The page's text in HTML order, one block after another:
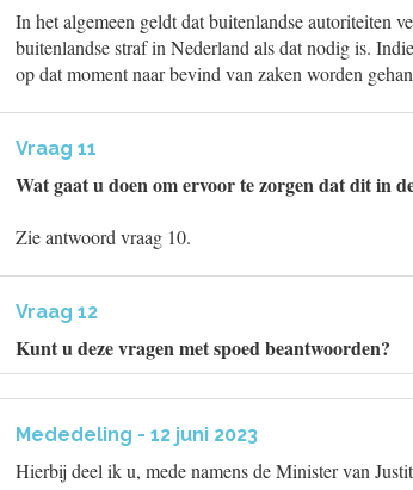
In het algemeen geldt dat buitenlandse autoriteiten
buitenlandse straf in Nederland als dat nodig is.
op dat moment naar bevind van zaken worden
Vraag 11
Wat gaat u doen om ervoor te zorgen dat dit in
Zie antwoord vraag 10.
Vraag 12
Kunt u deze vragen met spoed beantwoorden?
Mededeling - 12 juni 2023
Hierbij deel ik u, mede namens de Minister van